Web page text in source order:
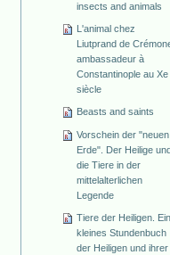
insects and animals
L'animal chez
Liutprand de
ambassadeur à
Constantinople au Xe
siècle
Beasts and saints
Vorschein der "neuen
Erde". Der Heilige
die Tiere in der
mittelalterlichen
Legende
Tiere der Heiligen. Ein
kleines Stundenbuch
der Heiligen und ihrer